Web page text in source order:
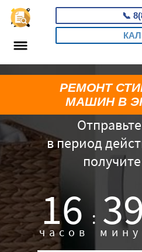
📞
в период
16 :
часов 39
РЕМОНТ
МАШИН В